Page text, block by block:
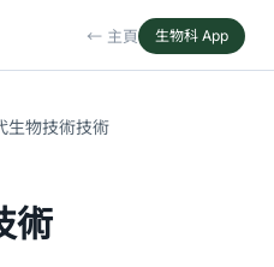
← 主頁 生物科 App
生物技術技術
術